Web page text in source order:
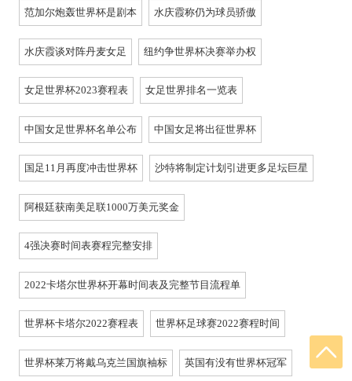
范加尔炮轰世界杯是剧本 水庆霞称仍为球员骄傲
水庆霞谈对阵丹麦女足 纽约争世界杯决赛举办权
女足世界杯2023赛程表 女足世界排名一览表
中国女足世界杯名单公布 中国女足将出征世界杯
国足11月再度冲击世界杯 沙特将制定计划引进更多足坛巨星
阿根廷获南美足联1000万美元奖金
4强决赛时间表赛程完整安排
2022卡塔尔世界杯开幕时间表及完整节目流程单
世界杯卡塔尔2022赛程表 世界杯足球赛2022赛程时间
世界杯莱万将戴乌克兰国旗袖标 英国有没有世界杯冠军